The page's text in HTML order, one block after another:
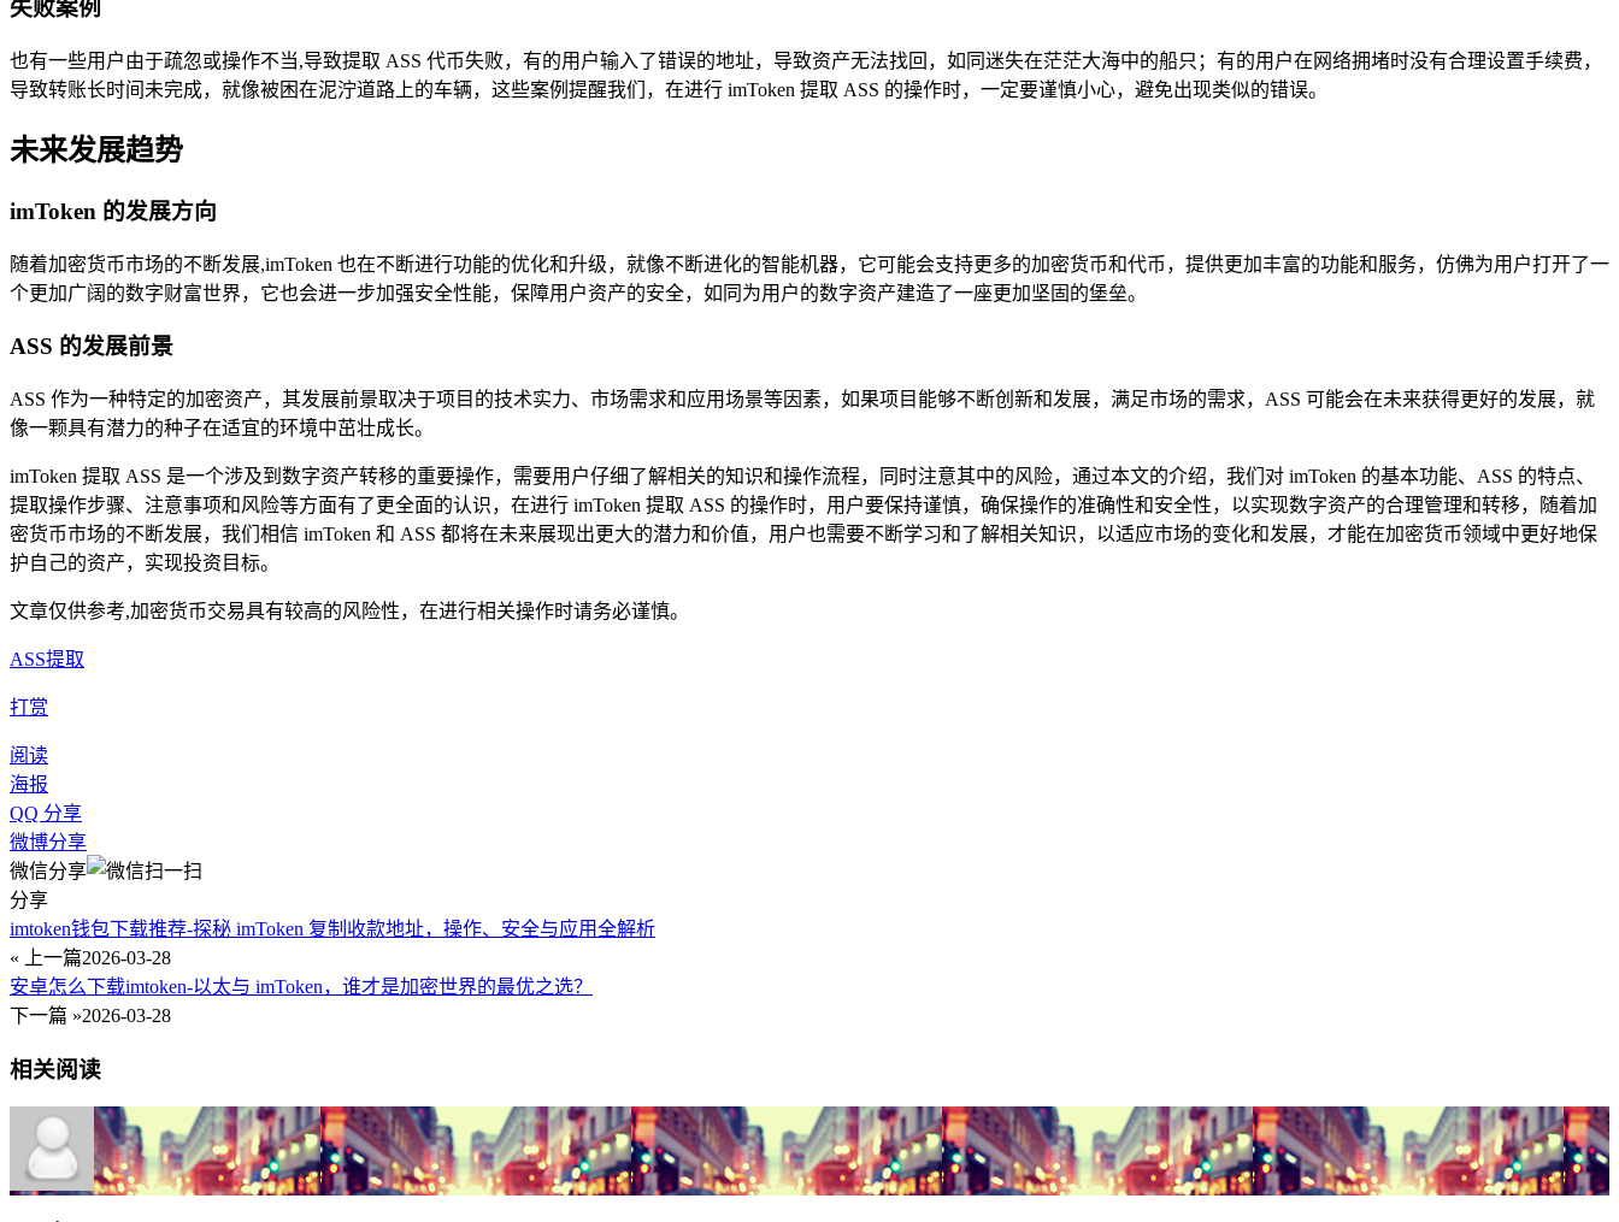
失败案例
也有一些用户由于疏忽或操作不当,导致提取 ASS 代币失败，有的用户输入了错误的地址，导致资产无法找回，如同迷失在茫茫大海中的船只；有的用户在网络拥堵时没有合理设置手续费，
导致转账长时间未完成，就像被困在泥泞道路上的车辆，这些案例提醒我们，在进行 imToken 提取 ASS 的操作时，一定要谨慎小心，避免出现类似的错误。
未来发展趋势
imToken 的发展方向
随着加密货币市场的不断发展,imToken 也在不断进行功能的优化和升级，就像不断进化的智能机器，它可能会支持更多的加密货币和代币，提供更加丰富的功能和服务，仿佛为用户打开了一
个更加广阔的数字财富世界，它也会进一步加强安全性能，保障用户资产的安全，如同为用户的数字资产建造了一座更加坚固的堡垒。
ASS 的发展前景
ASS 作为一种特定的加密资产，其发展前景取决于项目的技术实力、市场需求和应用场景等因素，如果项目能够不断创新和发展，满足市场的需求，ASS 可能会在未来获得更好的发展，就
像一颗具有潜力的种子在适宜的环境中茁壮成长。
imToken 提取 ASS 是一个涉及到数字资产转移的重要操作，需要用户仔细了解相关的知识和操作流程，同时注意其中的风险，通过本文的介绍，我们对 imToken 的基本功能、ASS 的特点、
提取操作步骤、注意事项和风险等方面有了更全面的认识，在进行 imToken 提取 ASS 的操作时，用户要保持谨慎，确保操作的准确性和安全性，以实现数字资产的合理管理和转移，随着加
密货币市场的不断发展，我们相信 imToken 和 ASS 都将在未来展现出更大的潜力和价值，用户也需要不断学习和了解相关知识，以适应市场的变化和发展，才能在加密货币领域中更好地保
护自己的资产，实现投资目标。
文章仅供参考,加密货币交易具有较高的风险性，在进行相关操作时请务必谨慎。
ASS提取
打赏
阅读
海报
QQ 分享
微博分享
微信分享
分享
imtoken钱包下载推荐-探秘 imToken 复制收款地址，操作、安全与应用全解析
« 上一篇2026-03-28
安卓怎么下载imtoken-以太与 imToken，谁才是加密世界的最优之选？
下一篇 »2026-03-28
相关阅读